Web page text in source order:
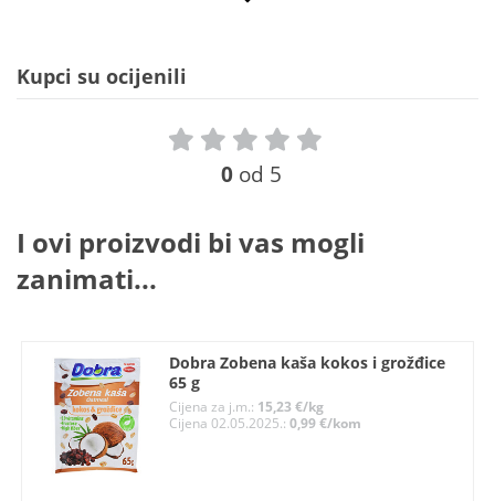
Kupci su ocijenili
0 od 5
I ovi proizvodi bi vas mogli
zanimati...
Dobra Zobena kaša kokos i grožđice
65 g
Cijena za j.m.: 15,23 €/kg
Cijena 02.05.2025.: 0,99 €/kom